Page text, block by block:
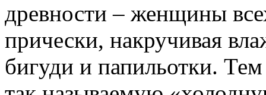
древности – женщины
прически, накручивая
бигуди и папильотки.